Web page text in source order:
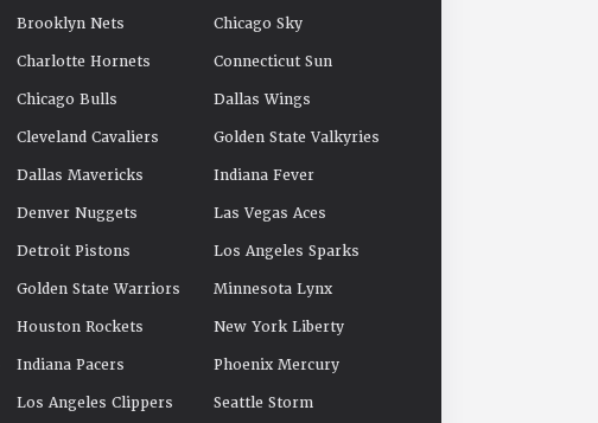
Brooklyn Nets
Charlotte Hornets
Chicago Bulls
Cleveland Cavaliers
Dallas Mavericks
Denver Nuggets
Detroit Pistons
Golden State Warriors
Houston Rockets
Indiana Pacers
Los Angeles Clippers
Chicago Sky
Connecticut Sun
Dallas Wings
Golden State Valkyries
Indiana Fever
Las Vegas Aces
Los Angeles Sparks
Minnesota Lynx
New York Liberty
Phoenix Mercury
Seattle Storm